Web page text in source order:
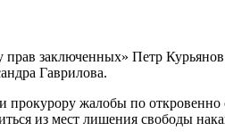
заключенных» Петр
Гаврилова.
прокурору жалобы по
из мест лишения свободы